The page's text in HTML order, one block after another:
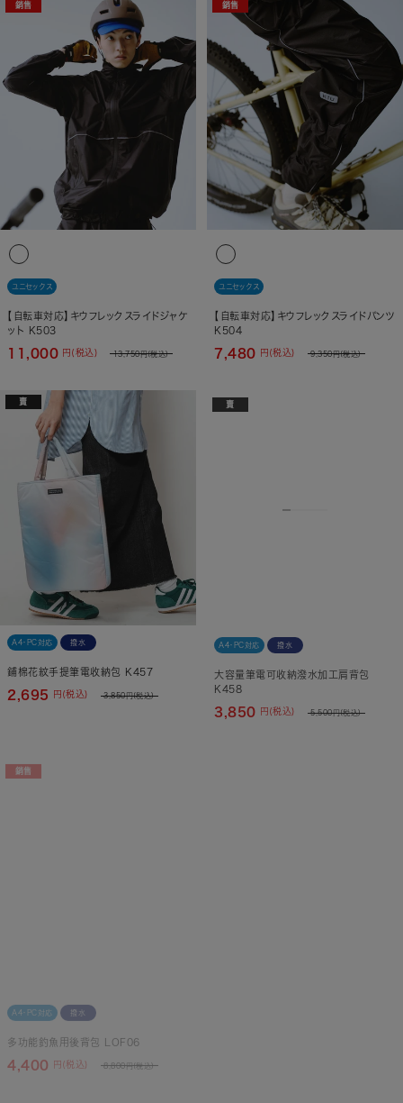
銷售
ユニセックス
【自転車対応】キウフレックスライドジャケ
ット K503
11,000 円(税込) 13,750円(税込)
銷售
ユニセックス
【自転車対応】キウフレックスライドパンツ
K504
7,480 円(税込) 9,350円(税込)
賣
A4・PC対応 撥水
鋪棉花紋手提筆電收納包 K457
2,695 円(税込) 3,850円(税込)
賣
A4・PC対応 撥水
大容量筆電可收納潑水加工肩背包
K458
3,850 円(税込) 5,500 円(税込)
4,400